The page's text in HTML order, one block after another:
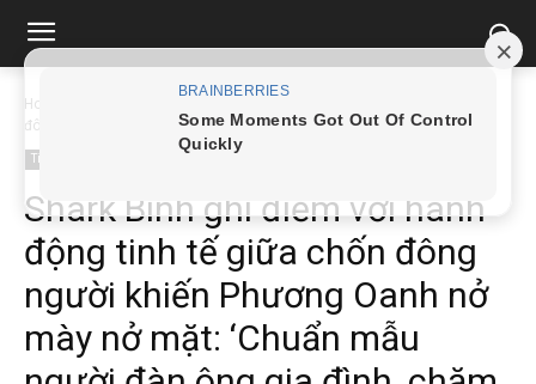
Home
đông...
Tin tức
Shark Bình ghi điểm với hành
động tinh tế giữa chốn đông
người khiến Phương Oanh nở
mày nở mặt: ‘Chuẩn mẫu